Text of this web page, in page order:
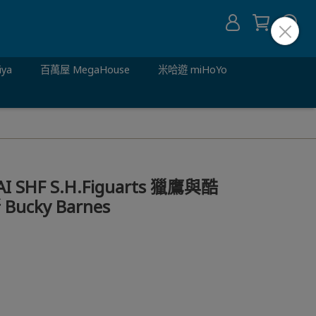
百萬屋 MegaHouse 米哈遊 miHoYo
SHF S.H.Figuarts 獵鷹與酷
Bucky Barnes